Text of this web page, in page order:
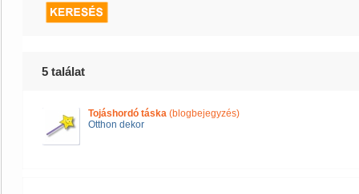
5 találat
Tojáshordó táska (blogbejegyzés)
Otthon dekor